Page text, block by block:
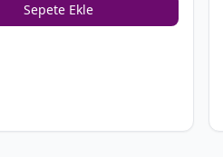
Sepete Ekle